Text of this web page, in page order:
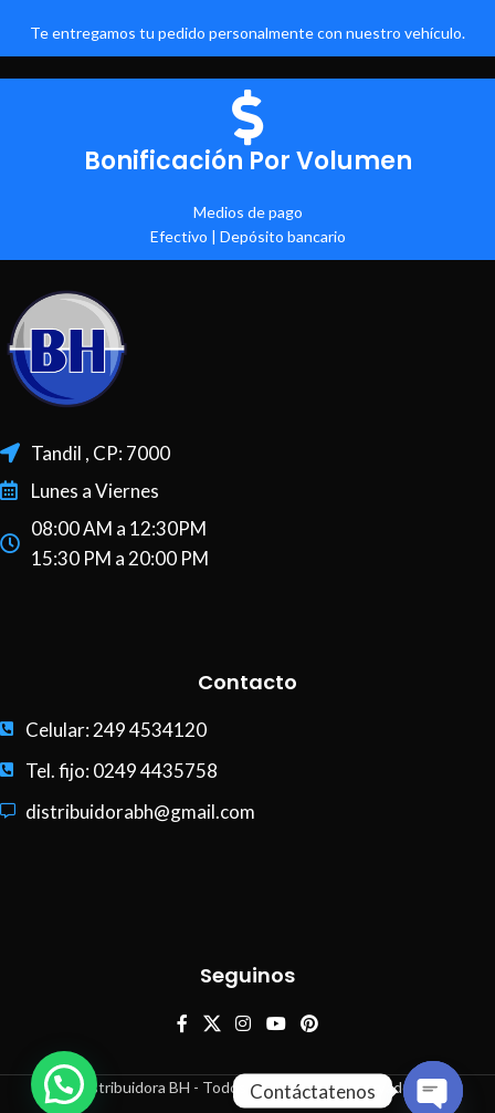
Te entregamos tu pedido personalmente con nuestro vehículo.
Bonificación Por Volumen
Medios de pago
Efectivo | Depósito bancario
Tandil , CP: 7000
Lunes a Viernes
08:00 AM a 12:30PM
15:30 PM a 20:00 PM
Contacto
Celular: 249 4534120
Tel. fijo: 0249 4435758
distribuidorabh@gmail.com
Seguinos
Distribuidora BH - Todos los derechos reservados
Contáctatenos